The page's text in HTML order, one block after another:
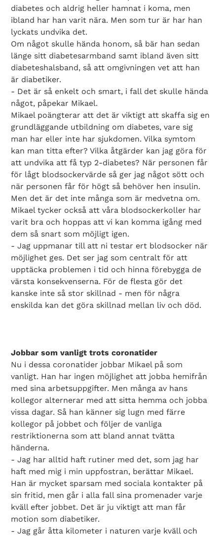
Search Diabetes Wellness Sverige
diabetes och aldrig heller hamnat i koma, men
ibland har han varit nära. Men som tur är har han
lyckats undvika det.
Om något skulle hända honom, så bär han sedan
länge sitt diabetesarmband samt ibland även sitt
diabeteshalsband, så att omgivningen vet att han
är diabetiker.
- Det är så enkelt och smart, i fall det skulle hända
något, påpekar Mikael.
Mikael poängterar att det är viktigt att skaffa sig en
grundläggande utbildning om diabetes, vare sig
man har eller inte har sjukdomen. Vilka symtom
kan man titta efter? Vilka åtgärder kan jag göra för
att undvika att få typ 2-diabetes? När personen får
för lågt blodsockervärde så ger jag något sött och
när personen får för högt så behöver hen insulin.
Men det är det inte många som är medvetna om.
Mikael tycker också att våra blodsockerkoller har
varit bra och hoppas att vi kan komma igång med
dem så snart som möjligt igen.
- Jag uppmanar till att ni testar ert blodsocker när
möjlighet ges. Det ser jag som centralt för att
upptäcka problemen i tid och hinna förebygga de
värsta konsekvenserna. För de flesta gör det
kanske inte så stor skillnad - men för några
enskilda kan det göra skillnad mellan liv och död.
Jobbar som vanligt trots coronatider
Nu i dessa coronatider jobbar Mikael på som
vanligt. Han har ingen möjlighet att jobba hemifrån
med sina arbetsuppgifter. Men många av hans
kollegor alternerar med att sitta hemma och jobba
vissa dagar. Så han känner sig lugn med färre
kollegor på jobbet och följer de vanliga
restriktionerna som att bland annat tvätta
händerna.
- Jag har alltid haft rutiner med det, som jag har
haft med mig i min uppfostran, berättar Mikael.
Han är mycket sparsam med sociala kontakter på
sin fritid, men går i alla fall sina promenader varje
kväll efter jobbet. Det är ju viktigt att man får
motion som diabetiker.
- Jag går åtta kilometer i naturen varje kväll och